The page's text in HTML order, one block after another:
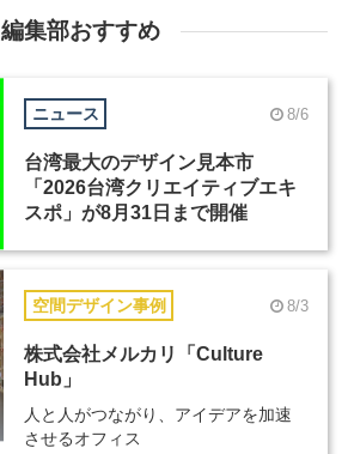
編集部おすすめ
ニュース 8/6
台湾最大のデザイン見本市
「2026台湾クリエイティブエキ
スポ」が8月31日まで開催
空間デザイン事例 8/3
株式会社メルカリ「Culture
Hub」
人と人がつながり、アイデアを加速
させるオフィス